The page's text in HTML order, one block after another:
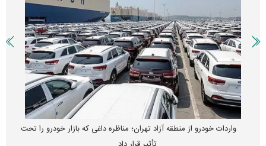
واردات خودرو از منطقه آزاد تهران؛ مناظره داغی که بازار خودرو را تحت